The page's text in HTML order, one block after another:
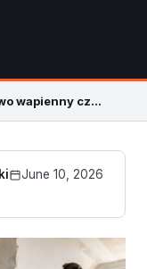
Tynk cementowo wapienny czy gipsowy – gdzie który się opłaca
June 10, 2026